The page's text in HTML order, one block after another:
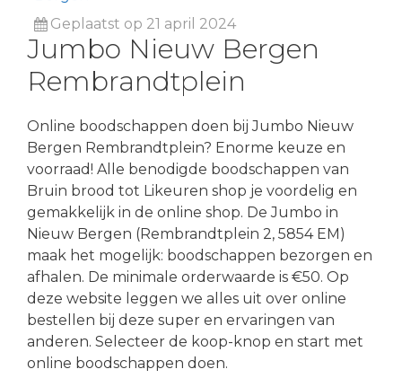
Geplaatst op 21 april 2024
Jumbo Nieuw Bergen
Rembrandtplein
Online boodschappen doen bij Jumbo Nieuw
Bergen Rembrandtplein? Enorme keuze en
voorraad! Alle benodigde boodschappen van
Bruin brood tot Likeuren shop je voordelig en
gemakkelijk in de online shop. De Jumbo in
Nieuw Bergen (Rembrandtplein 2, 5854 EM)
maak het mogelijk: boodschappen bezorgen en
afhalen. De minimale orderwaarde is €50. Op
deze website leggen we alles uit over online
bestellen bij deze super en ervaringen van
anderen. Selecteer de koop-knop en start met
online boodschappen doen.